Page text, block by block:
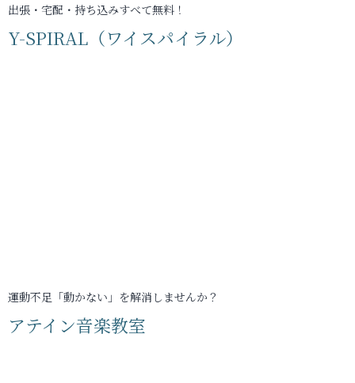
出張・宅配・持ち込みすべて無料！
Y-SPIRAL（ワイスパイラル）
運動不足「動かない」を解消しませんか？
アテイン音楽教室